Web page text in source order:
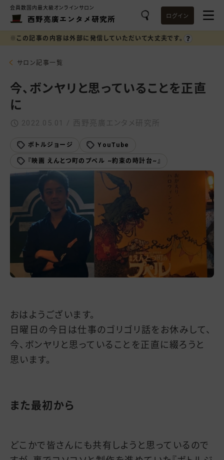
会員数国内最大級オンラインサロン
西野亮廣エンタメ研究所 ログイン
※この記事の内容は外部に発信していただいて大丈夫です。
サロン記事一覧
今、ボンヤリと思っていることを正直
に
2022.05.01 / 西野亮廣エンタメ研究所
ボトルジョージ YouTube
『映画 えんとつ町のプペル ~約束の時計台~』
おはようございます。
日曜日の今日は仕事のゴリゴリ話をお休みして、
今、ボンヤリと思っていることを正直に綴ろうと
思います。
また最初から
どこかで皆さんにも共有しようと思っているので